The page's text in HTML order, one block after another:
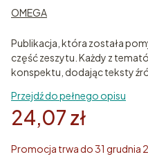
OMEGA
Publikacja, która została
część zeszytu. Każdy z
konspektu, dodając teksty
Przejdź do pełnego opisu
24,07 zł
Promocja trwa do 31 grudnia